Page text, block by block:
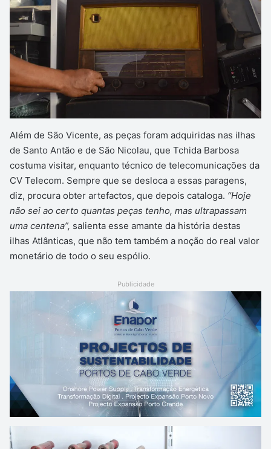
Além de São Vicente, as peças foram adquiridas nas ilhas
de Santo Antão e de São Nicolau, que Tchida Barbosa
costuma visitar, enquanto técnico de telecomunicações da
CV Telecom. Sempre que se desloca a essas paragens,
diz, procura obter artefactos, que depois cataloga. “Hoje
não sei ao certo quantas peças tenho, mas ultrapassam
uma centena”, salienta esse amante da história destas
ilhas Atlânticas, que não tem também a noção do real valor
monetário de todo o seu espólio.
Publicidade